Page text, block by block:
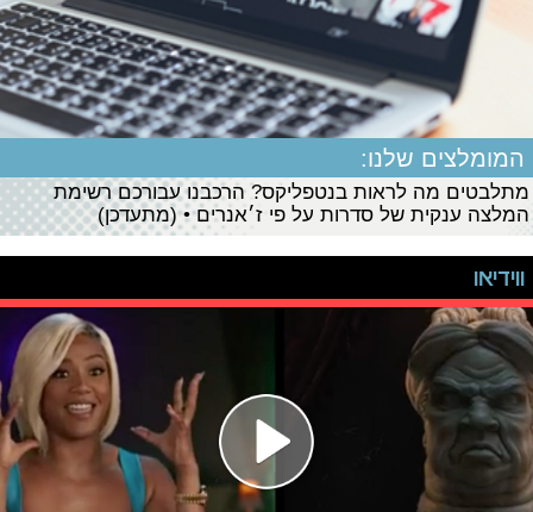
המומלצים שלנו:
מתלבטים מה לראות בנטפליקס? הרכבנו עבורכם רשימת
המלצה ענקית של סדרות על פי ז׳אנרים • (מתעדכן)
ווידיאו